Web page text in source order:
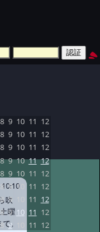
吹
曜
。
8 9 10 11 12
8 9 10 11 12
8 9 10 11 12
8 9 10 11 12
8 9 10 11 12
8 9 10 11 12
8 9 11 12
8 9 10 11 12
8 9 11 12